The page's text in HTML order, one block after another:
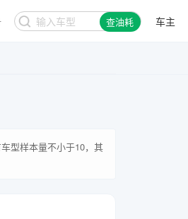
查油耗 车主
型样本量不小于10，其